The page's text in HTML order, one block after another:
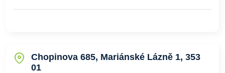
Chopinova 685, Mariánské Lázně 1, 353
01